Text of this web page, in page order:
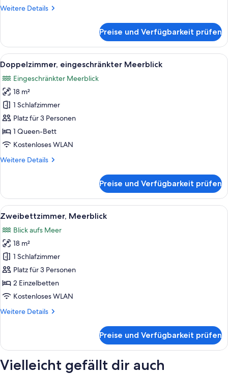
Weitere Details
Weitere
Meerblick
Preise und Verfügbarkeit prüfen
Alle
Fotos
für
Doppelzimmer,
eingeschränkter
Meerblick
anzeigen
Ein modernes Schlafzimmer mit
14
Doppelzimmer, eingeschränkter Meerblick
Eingeschränkter Meerblick
18 m²
1 Schlafzimmer
Platz für 3 Personen
1 Queen-Bett
Kostenloses WLAN
Weitere Details
Weitere
eingeschränkter
Meerblick
Preise und Verfügbarkeit prüfen
Alle
Fotos
für
Zweibettzimmer,
Meerblick
anzeigen
Ein Hotelzimmer mit zwei Betten,
18
Zweibettzimmer, Meerblick
Blick aufs Meer
18 m²
1 Schlafzimmer
Platz für 3 Personen
2 Einzelbetten
Kostenloses WLAN
Weitere Details
Weitere
Meerblick
Preise und Verfügbarkeit prüfen
Vielleicht gefällt dir auch